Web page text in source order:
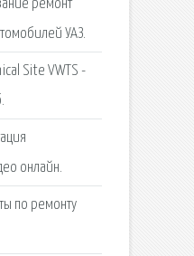
ремонт
УАЗ.
Site VWTS -
онлайн.
по ремонту